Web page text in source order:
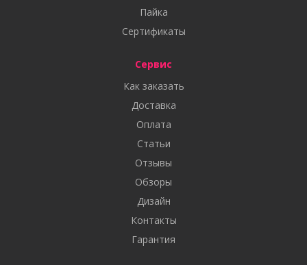
Пайка
Сертификаты
Сервис
Как заказать
Доставка
Оплата
Статьи
Отзывы
Обзоры
Дизайн
Контакты
Гарантия